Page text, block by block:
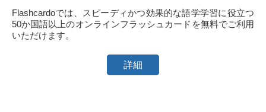
Flashcardoでは、スピーディかつ効果的な語学学習に役立つ
50か国語以上のオンラインフラッシュカードを無料でご利用
いただけます。
詳細